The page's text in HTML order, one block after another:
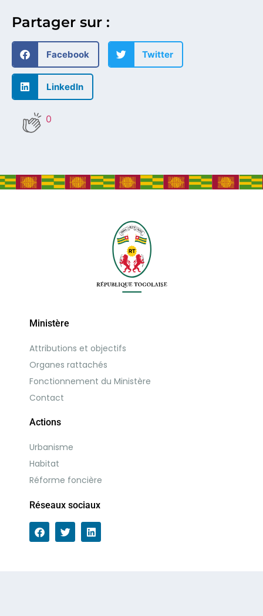
Partager sur :
Facebook Twitter
LinkedIn
0
Ministère
Attributions et objectifs
Organes rattachés
Fonctionnement du Ministère
Contact
Actions
Urbanisme
Habitat
Réforme foncière
Réseaux sociaux